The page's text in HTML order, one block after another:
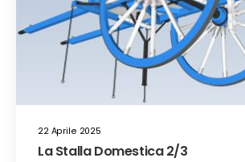
22 Aprile 2025
La Stalla Domestica 2/3